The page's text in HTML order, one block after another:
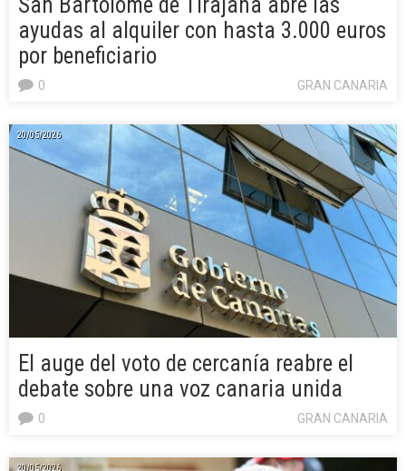
ayudas al alquiler con hasta 3.000 euros
por beneficiario
GRAN CANARIA
0
20/05/2026
El auge del voto de cercanía reabre el
debate sobre una voz canaria unida
GRAN CANARIA
0
20/05/2026